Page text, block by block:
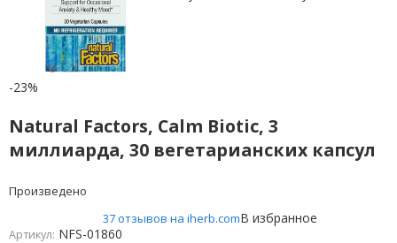
-23%
Natural Factors, Calm Biotic, 3
миллиарда, 30 вегетарианских капсул
Произведено
37 отзывов на iherb.comВ избранное
Артикул: NFS-01860